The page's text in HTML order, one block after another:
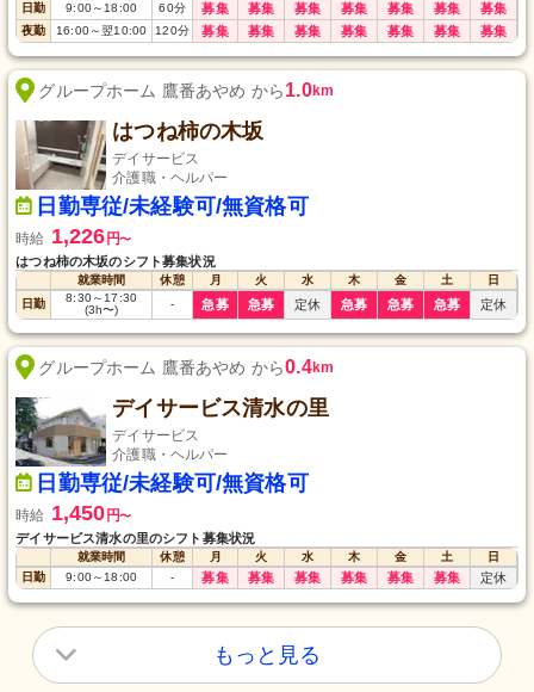
日勤 9:00～ 18:00 60分 募集 募集 募集 募集 募集 募集 募集
夜勤 16:00～翌10:00 120分 募集 募集 募集 募集 募集 募集 募集
グループホーム 鷹番あやめ から1.0km
はつね柿の木坂
デイサービス
介護職・ヘルパー
日勤専従/未経験可/無資格可
時給 1,226 円〜
はつね柿の木坂のシフト募集状況
就業時間 休憩 月 火 水 木 金 土
日
日勤
8:30～ 17:30
(3h〜)
- 急募 急募 定休 急募 急募 急募 定休
グループホーム 鷹番あやめ から0.4km
デイサービス清水の里
デイサービス
介護職・ヘルパー
日勤専従/未経験可/無資格可
時給 1,450 円〜
デイサービス清水の里のシフト募集状況
就業時間 休憩 月 火 水 木 金 土
日
日勤
9:00～ 18:00 - 募集 募集 募集 募集 募集 募集 定休
もっと見る